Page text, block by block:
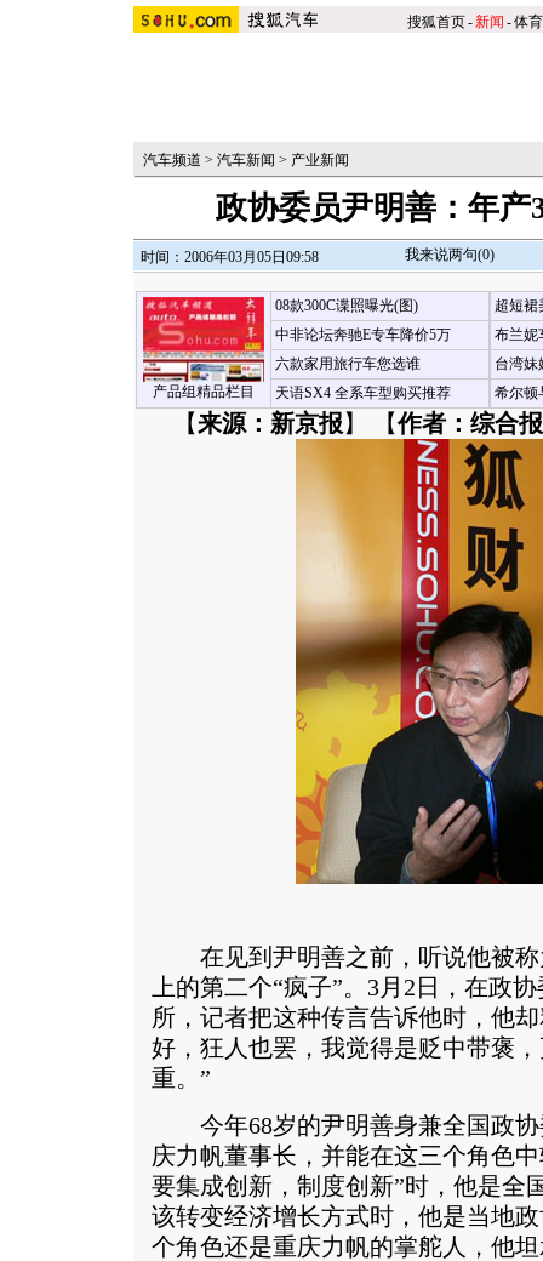
搜狐首页-新闻 -体育
汽车频道 > 汽车新闻 > 产业新闻
政协委员尹明善：年产
时间：2006年03月05日09:58 我来说两句(0)
产品组精品栏目
08款300C谍照曝光(图)
中非论坛奔驰E专车降价5万
六款家用旅行车您选谁
天语SX4 全系车型购买推荐
超短裙
布兰妮
台湾妹
希尔顿
【来源：新京报 】 【作者：综合
在见到尹明善之前，听说他被称
上的第二个“疯子”。3月2日，在政
所，记者把这种传言告诉他时，他
好，狂人也罢，我觉得是贬中带褒
重。”
今年68岁的尹明善身兼全国政协
庆力帆董事长，并能在这三个角色
要集成创新，制度创新”时，他是全
该转变经济增长方式时，他是当地
个角色还是重庆力帆的掌舵人，他